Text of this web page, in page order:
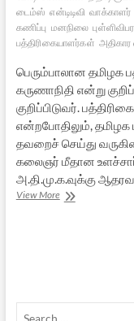
டைம்ஸ் என்டிடிவி வாக்காளர்
கணிப்பு மனநிலை
பத்திரிகையாளர்கள்
பெரும்பாலான தமிழக
கருணாநிதி என்று
குறிப்பிடுவர்.
என்றபோதிலும்,
தவறைச் செய்து
கலைஞர் மீதான
அ.தி.மு.க.வுக்கு
View Moreகருத்துக்